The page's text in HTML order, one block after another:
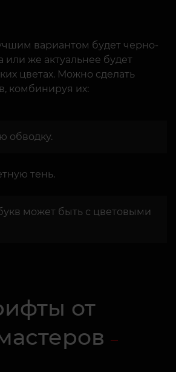
вариантом будет черно-
или же актуальнее будет
цветах. Можно сделать
комбинируя их:
обводку.
тень.
может быть с цветовыми
от